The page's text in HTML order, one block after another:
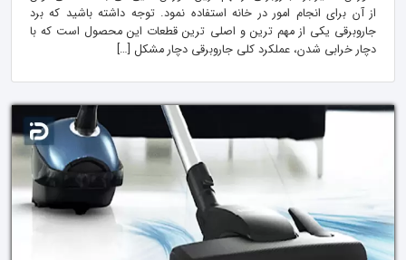
از آن برای انجام امور در خانه استفاده نمود. توجه داشته باشید که برد
جاروبرقی یکی از مهم ترین و اصلی ترین قطعات این محصول است که با
دچار خرابی شدن، عملکرد کلی جاروبرقی دچار مشکل […]